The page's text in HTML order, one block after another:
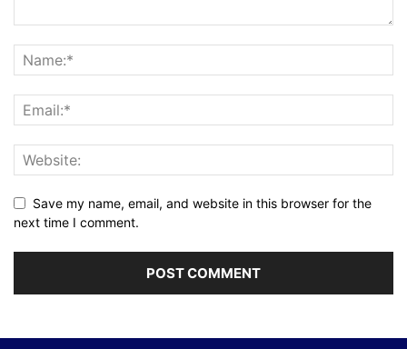
Save my name, email, and website in this browser for the
next time I comment.